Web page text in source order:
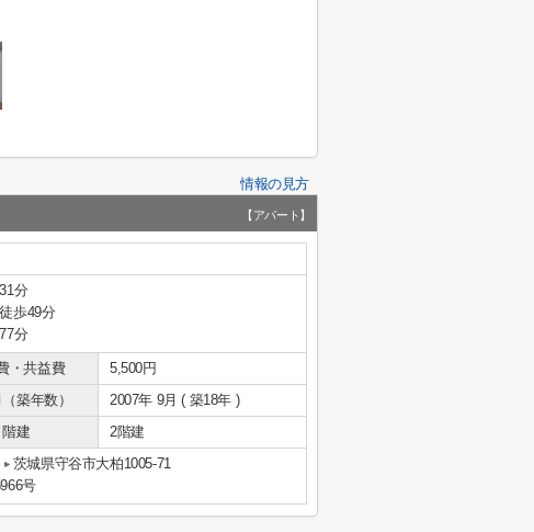
情報の見方
【アパート】
分
歩49分
分
・共益費
5,500円
築年数）
2007年 9月 ( 築18年 )
階建 2階建
茨城県守谷市大柏1005-71
号